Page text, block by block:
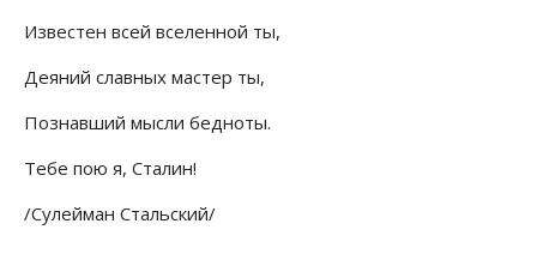
Известен всей вселенной ты,
Деяний славных мастер ты,
Познавший мысли бедноты.
Тебе пою я, Сталин!
/Сулейман Стальский/